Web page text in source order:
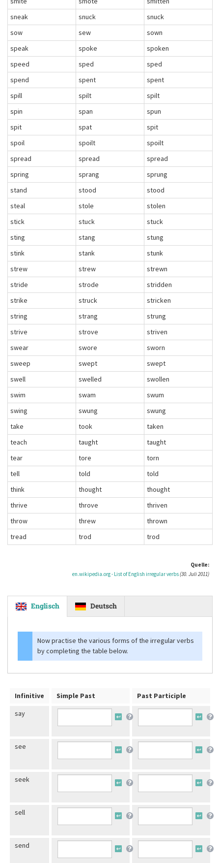
sneak
snuck
snuck
sow
sew
sown
speak
spoke
spoken
speed
sped
sped
spend
spent
spent
spill
spilt
spilt
spin
span
spun
spit
spat
spit
spoil
spoilt
spoilt
spread
spread
spread
spring
sprang
sprung
stand
stood
stood
steal
stole
stolen
stick
stuck
stuck
sting
stang
stung
stink
stank
stunk
strew
strew
strewn
stride
strode
stridden
strike
struck
stricken
string
strang
strung
strive
strove
striven
swear
swore
sworn
sweep
swept
swept
swell
swelled
swollen
swim
swam
swum
swing
swung
swung
take
took
taken
teach
taught
taught
tear
tore
torn
tell
told
told
think
thought
thought
thrive
throve
thriven
throw
threw
thrown
tread
trod trod
Quelle:
en.wikipedia.org - List of English irregular verbs(30. Juli 2011)
Englisch Deutsch
Now practise the various forms of the irregular verbs
by completing the table below.
Infinitive Simple Past
Past Participle
say
see
seek
sell
send